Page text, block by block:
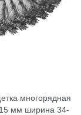
многорядная
мм ширина 34-